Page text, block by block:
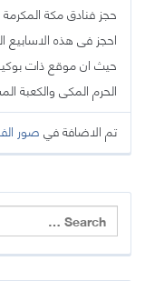
حجز فنادق مكة
احجز فى هذه الاسابيع
حيث ان موقع ذات
الحرم المكى والكعبة
تم الاضافة في صور